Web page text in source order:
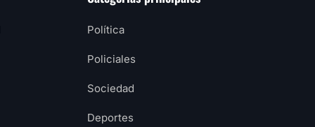
Política
Policiales
Sociedad
Deportes